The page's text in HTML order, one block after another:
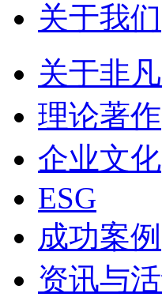
关于我们
关于非
理论著作
企业文化
ESG
成功案例
资讯与